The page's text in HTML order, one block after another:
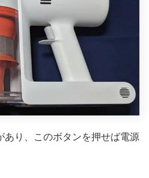
あり、このボタンを押せば電源